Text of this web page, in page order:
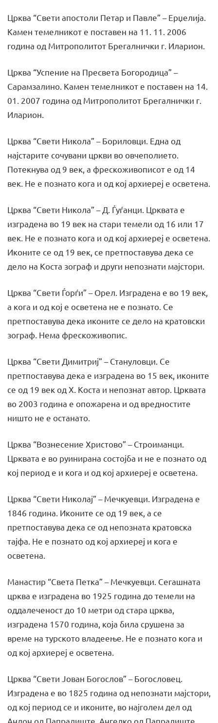
Црква “Свети апостоли Петар и Павле” – Ерџелија.
Камен темелникот е поставен на 11. 11. 2006
година од Митрополитот Брегалнички г. Иларион.
Црква “Успение на Пресвета Богородица” –
Сарамзалино. Камен темелникот е поставен на 14.
01. 2007 година од Митрополитот Брегалнички г.
Иларион.
Црква “Свети Никола” – Бориловци. Една од
најстарите сочувани цркви во овчеполието.
Потекнува од 9 век, а фрескоживописот е од 14
век. Не е познато кога и од кој архиереј е осветена.
Црква “Свети Никола” – Д. Ѓуѓанци. Црквата е
изградена во 19 век на стари темели од 16 или 17
век. Не е познато кога и од кој архиереј е осветена.
Иконите се од 19 век, се претпоставува дека се
дело на Коста зограф и други непознати мајстори.
Црква “Свети Ѓорѓи” – Орел. Изградена е во 19 век,
а кога и од кој е осветена не е познато. Се
претпоставува дека иконите се дело на кратовски
зограф. Нема фрескоживопис.
Црква “Свети Димитриј” – Стануловци. Се
претпоставува дека е изградена во 15 век, иконите
се од 19 век од Х. Коста и непознат автор. Црквата
во 2003 година е опожарена и од вредностите
ништо не е останато.
Црква “Вознесение Христово” – Строиманци.
Црквата е во руинирана состојба и не е познато од
кој период е и кога и од кој архиереј е осветена.
Црква “Свети Николај” – Мечкуевци. Изградена е
1846 година. Иконите се од 19 век, а се
претпоставува дека се од непозната кратовска
тајфа. Не е познато од кој архиереј и кога е
осветена.
Манастир “Света Петка” – Мечкуевци. Сегашната
црква е изградена во 1925 година до темели на
оддалеченост до 10 метри од стара црква,
изградена 1570 година, која била срушена за
време на турското владеење. Не е познато кога и
од кој архиереј е осветена.
Црква “Свети Јован Богослов” – Богословец.
Изградена е во 1825 година од непознати мајстори,
од кој период се и иконите, во најголем дел од
Андон од Папрадиште, Ангелко од Папрадиште,